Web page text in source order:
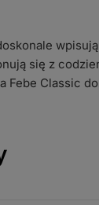
się z
Febe Classic